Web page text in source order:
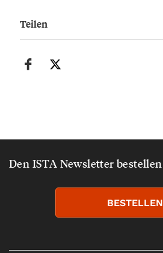
Teilen
Den ISTA Newsletter bestellen
BESTELLEN